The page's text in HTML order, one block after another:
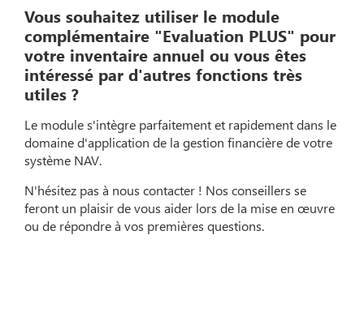
Vous souhaitez utiliser le module
complémentaire "Evaluation PLUS" pour
votre inventaire annuel ou vous êtes
intéressé par d'autres fonctions très
utiles ?
Le module s'intègre parfaitement et rapidement dans le
domaine d'application de la gestion financière de votre
système NAV.
N'hésitez pas à nous contacter ! Nos conseillers se
feront un plaisir de vous aider lors de la mise en œuvre
ou de répondre à vos premières questions.